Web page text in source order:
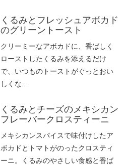
くるみとフレッシュアボカド
のグリーントースト
クリーミーなアボカドに、香ばしく
ローストしたくるみを添えるだけ
で、いつものトーストがぐっとおい
しくな...
くるみとチーズのメキシカン
フレーバークロスティーニ
メキシカンスパイスで味付けしたア
ボカドとトマトがのったクロスティ
ーニ。くるみのやさしい食感と香ば